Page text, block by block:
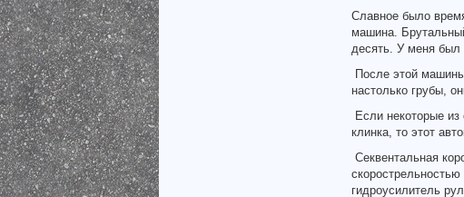
Славное было
машина.
десять. У меня
После этой
настолько грубы,
Если некоторые
клинка, то этот
Секвентальная
гидроусилитель